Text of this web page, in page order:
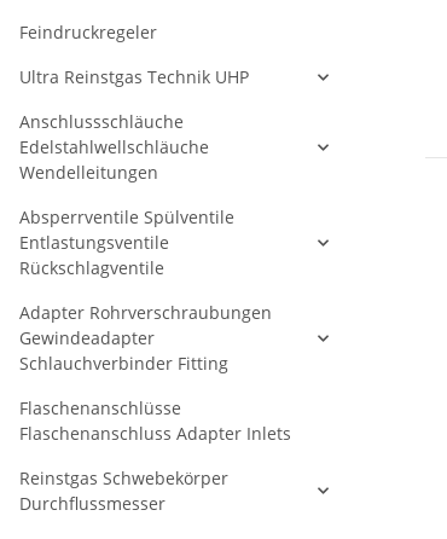
Feindruckregeler
Ultra Reinstgas Technik UHP
Anschlussschläuche
Edelstahlwellschläuche
Wendelleitungen
Absperrventile Spülventile
Entlastungsventile
Rückschlagventile
Adapter Rohrverschraubungen
Gewindeadapter
Schlauchverbinder Fitting
Flaschenanschlüsse
Flaschenanschluss Adapter Inlets
Reinstgas Schwebekörper
Durchflussmesser